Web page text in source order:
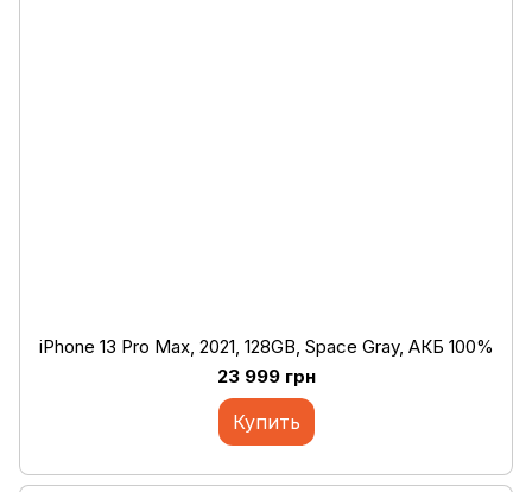
iPhone 13 Pro Max, 2021, 128GB, Space Gray, АКБ 100%
23 999 грн
Купить